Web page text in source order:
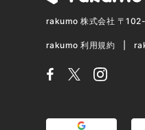
rakumo 株式会社 〒
rakumo 利用規約